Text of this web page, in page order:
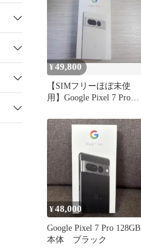
¥49,800
【SIMフリーほぼ未使
用】Google Pixel 7 Pro
¥48,000
Google Pixel 7 Pro 128GB
本体 ブラック